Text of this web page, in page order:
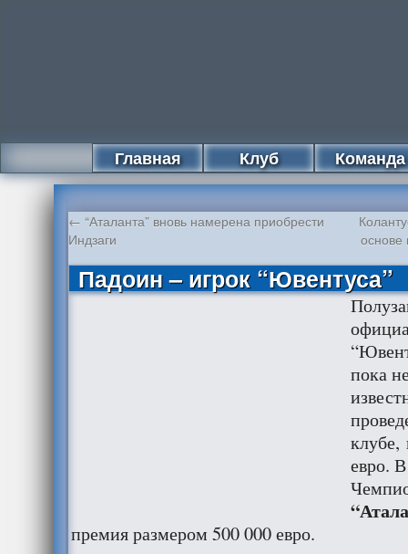
Главная Клуб Команда
← “Аталанта” вновь намерена приобрести
Индзаги
основе
Падоин – игрок “Ювентуса”
пока
клубе,
евро.
премия размером 500 000 евро.